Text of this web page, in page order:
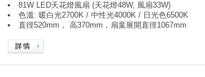
81W LED天花燈風扇 (天花燈48W, 風扇33W)
色溫: 暖白光2700K / 中性光4000K / 日光色6500K
直徑520mm， 高370mm，扇葉展開直徑1067mm